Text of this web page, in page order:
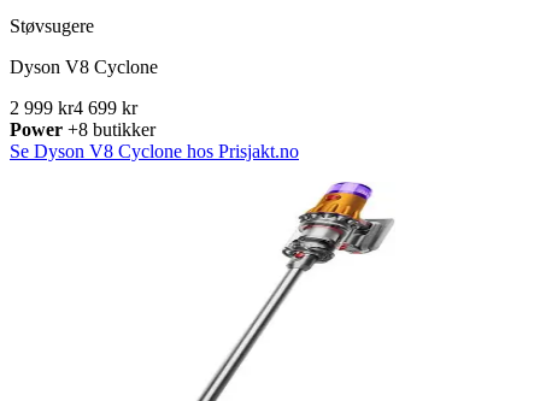
Støvsugere
Dyson V8 Cyclone
2 999 kr4 699 kr
Power +8 butikker
Se Dyson V8 Cyclone hos Prisjakt.no